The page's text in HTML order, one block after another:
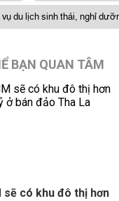
du lịch sinh thái, nghỉ
BẠN QUAN TÂM
sẽ có khu đô thị hơn